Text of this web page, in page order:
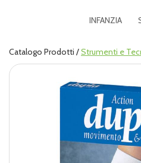
INFANZIA
Catalogo Prodotti /Strumenti e